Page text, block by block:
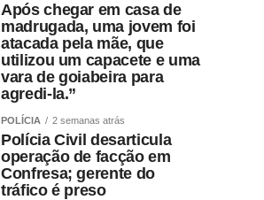
Após chegar em casa de
madrugada, uma jovem foi
atacada pela mãe, que
utilizou um capacete e uma
vara de goiabeira para
agredi-la.”
POLÍCIA 2 semanas atrás
Polícia Civil desarticula
operação de facção em
Confresa; gerente do
tráfico é preso